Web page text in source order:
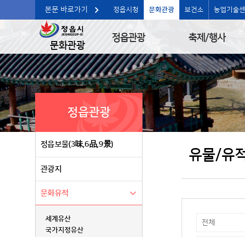
본문 바로가기 정읍시청 문화관광 보건소 농업기술
문화관광
정읍관광 축제/행사
정읍관광
정읍보물(3味,6品,9景)
관광지
문화유적
세계유산
국가지정유산
유물/유
전체